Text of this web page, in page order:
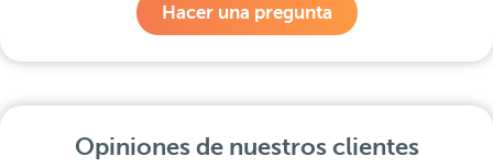
Hacer una pregunta
Opiniones de nuestros clientes